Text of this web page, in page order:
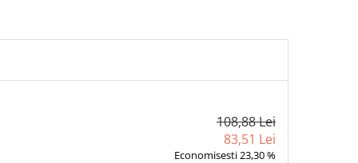
108,88 Lei
83,51 Lei
Economisesti 23,30 %